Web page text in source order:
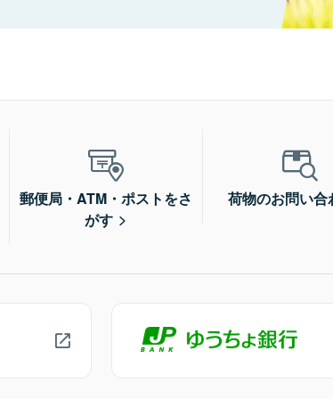
郵便局・ATM・ポストをさ
がす
荷物のお問い合